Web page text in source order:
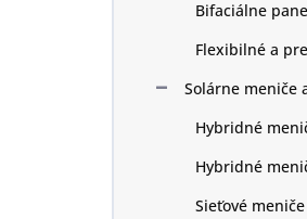
Bifaciálne
Flexibilné a
Solárne meniče
Hybridné
Hybridné
Sieťové